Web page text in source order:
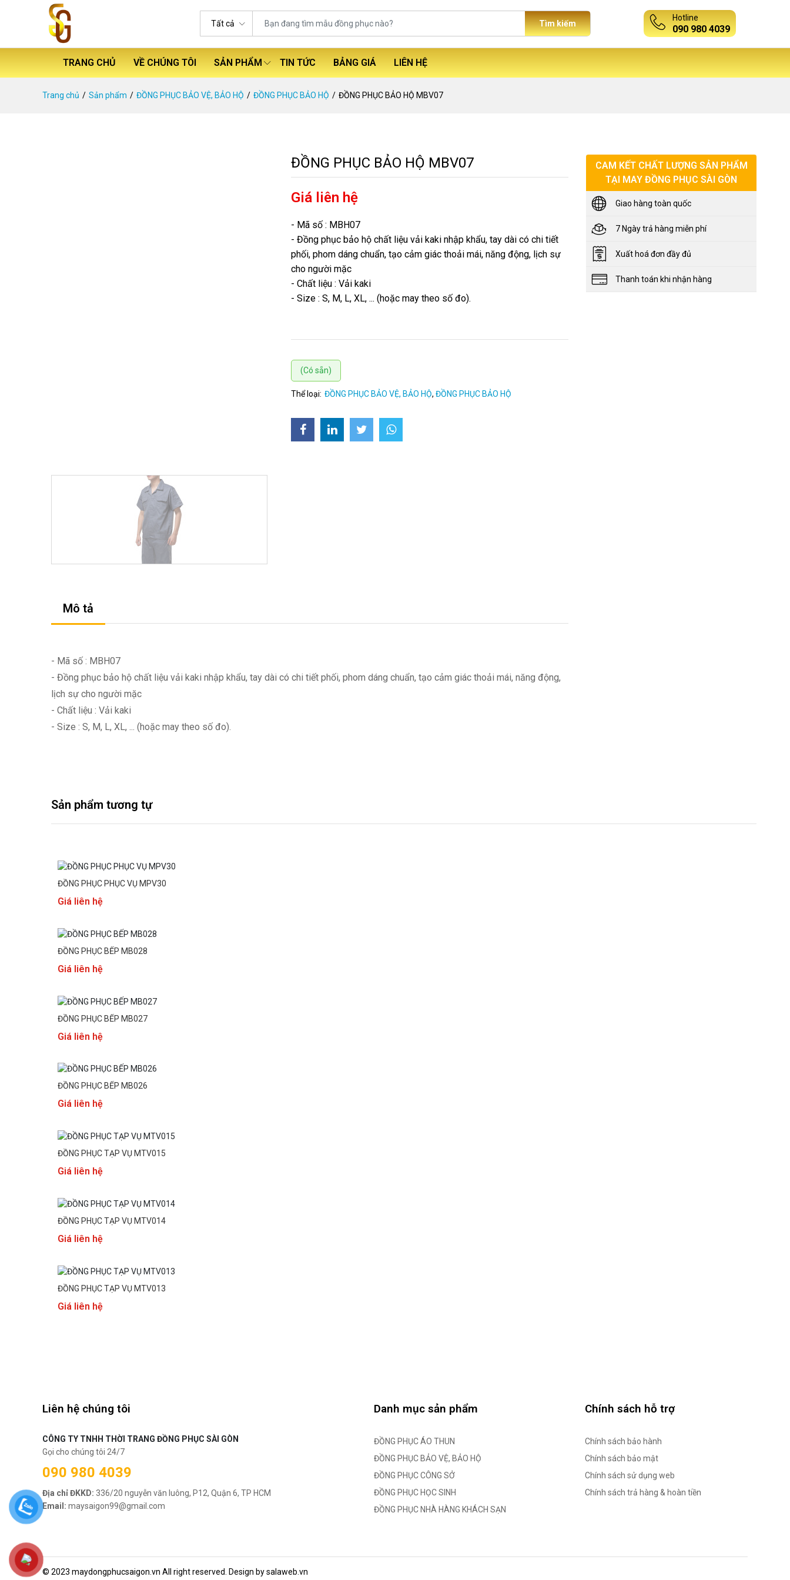
Tất cả Tìm kiếm
Hotline
090 980 4039
TRANG CHỦ VỀ CHÚNG TÔI SẢN PHẨM TIN TỨC BẢNG GIÁ LIÊN HỆ
Trang chủ Sản phẩm ĐỒNG PHỤC BẢO VỆ, BẢO HỘ ĐỒNG PHỤC BẢO HỘ ĐỒNG PHỤC BẢO HỘ MBV07
ĐỒNG PHỤC BẢO HỘ MBV07
Giá liên hệ
- Mã số : MBH07
- Đồng phục bảo hộ chất liệu vải kaki nhập khẩu, tay dài có chi tiết
phối, phom dáng chuẩn, tạo cảm giác thoải mái, năng động, lịch sự
cho người mặc
- Chất liệu : Vải kaki
- Size : S, M, L, XL, ... (hoặc may theo số đo).
(Có sẵn)
Thể loại: ĐỒNG PHỤC BẢO VỆ, BẢO HỘ,ĐỒNG PHỤC BẢO HỘ
Mô tả
- Mã số : MBH07
- Đồng phục bảo hộ chất liệu vải kaki nhập khẩu, tay dài có chi tiết phối, phom dáng chuẩn, tạo cảm giác thoải mái, năng động,
lịch sự cho người mặc
- Chất liệu : Vải kaki
- Size : S, M, L, XL, ... (hoặc may theo số đo).
CAM KẾT CHẤT LƯỢNG SẢN PHẨM
TẠI MAY ĐỒNG PHỤC SÀI GÒN
Giao hàng toàn quốc
7 Ngày trả hàng miễn phí
Xuất hoá đơn đầy đủ
Thanh toán khi nhận hàng
Sản phẩm tương tự
ĐỒNG PHỤC PHỤC VỤ MPV30
Giá liên hệ
ĐỒNG PHỤC BẾP MB028
Giá liên hệ
ĐỒNG PHỤC BẾP MB027
Giá liên hệ
ĐỒNG PHỤC BẾP MB026
Giá liên hệ
ĐỒNG PHỤC TẠP VỤ MTV015
Giá liên hệ
ĐỒNG PHỤC TẠP VỤ MTV014
Giá liên hệ
ĐỒNG PHỤC TẠP VỤ MTV013
Giá liên hệ
Liên hệ chúng tôi
CÔNG TY TNHH THỜI TRANG ĐỒNG PHỤC SÀI GÒN
Gọi cho chúng tôi 24/7
090 980 4039
Địa chỉ ĐKKD: 336/20 nguyễn văn luông, P12, Quận 6, TP HCM
Email: maysaigon99@gmail.com
Danh mục sản phẩm
ĐỒNG PHỤC ÁO THUN
ĐỒNG PHỤC BẢO VỆ, BẢO HỘ
ĐỒNG PHỤC CÔNG SỞ
ĐỒNG PHỤC HỌC SINH
ĐỒNG PHỤC NHÀ HÀNG KHÁCH SẠN
Chính sách hỗ trợ
Chính sách bảo hành
Chính sách bảo mật
Chính sách sử dụng web
Chính sách trả hàng & hoàn tiền
© 2023 maydongphucsaigon.vn All right reserved. Design by salaweb.vn